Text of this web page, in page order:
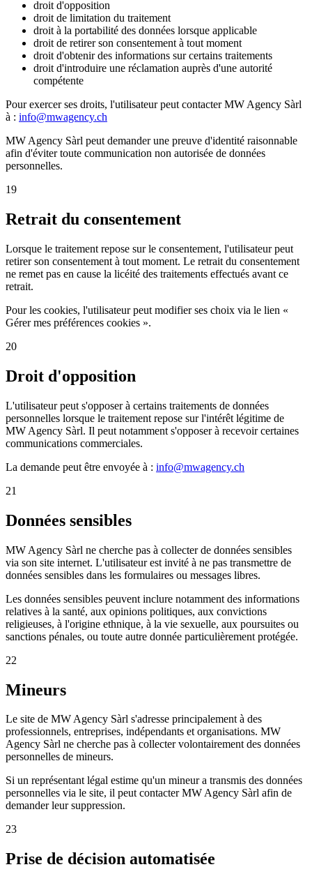
droit d'opposition
droit de limitation du traitement
droit à la portabilité des données lorsque applicable
droit de retirer son consentement à tout moment
droit d'obtenir des informations sur certains traitements
droit d'introduire une réclamation auprès d'une autorité
compétente
Pour exercer ses droits, l'utilisateur peut contacter MW Agency Sàrl
à : info@mwagency.ch
MW Agency Sàrl peut demander une preuve d'identité raisonnable
afin d'éviter toute communication non autorisée de données
personnelles.
19
Retrait du consentement
Lorsque le traitement repose sur le consentement, l'utilisateur peut
retirer son consentement à tout moment. Le retrait du consentement
ne remet pas en cause la licéité des traitements effectués avant ce
retrait.
Pour les cookies, l'utilisateur peut modifier ses choix via le lien «
Gérer mes préférences cookies ».
20
Droit d'opposition
L'utilisateur peut s'opposer à certains traitements de données
personnelles lorsque le traitement repose sur l'intérêt légitime de
MW Agency Sàrl. Il peut notamment s'opposer à recevoir certaines
communications commerciales.
La demande peut être envoyée à : info@mwagency.ch
21
Données sensibles
MW Agency Sàrl ne cherche pas à collecter de données sensibles
via son site internet. L'utilisateur est invité à ne pas transmettre de
données sensibles dans les formulaires ou messages libres.
Les données sensibles peuvent inclure notamment des informations
relatives à la santé, aux opinions politiques, aux convictions
religieuses, à l'origine ethnique, à la vie sexuelle, aux poursuites ou
sanctions pénales, ou toute autre donnée particulièrement protégée.
22
Mineurs
Le site de MW Agency Sàrl s'adresse principalement à des
professionnels, entreprises, indépendants et organisations. MW
Agency Sàrl ne cherche pas à collecter volontairement des données
personnelles de mineurs.
Si un représentant légal estime qu'un mineur a transmis des données
personnelles via le site, il peut contacter MW Agency Sàrl afin de
demander leur suppression.
23
Prise de décision automatisée